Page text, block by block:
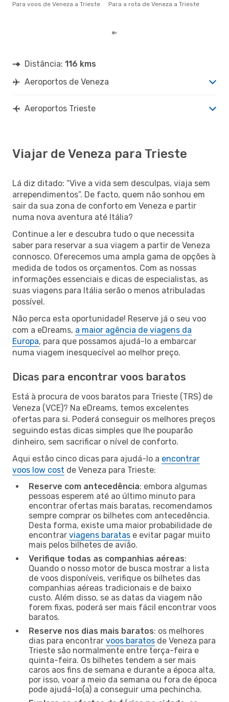
Para voos de Veneza a Trieste Para a rota de Veneza a Trieste
Distância: 116 kms
Aeroportos de Veneza
Aeroportos Trieste
Viajar de Veneza para Trieste
Lá diz ditado: “Vive a vida sem desculpas, viaja sem
arrependimentos”. De facto, quem não sonhou em
sair da sua zona de conforto em Veneza e partir
numa nova aventura até Itália?
Continue a ler e descubra tudo o que necessita
saber para reservar a sua viagem a partir de Veneza
connosco. Oferecemos uma ampla gama de opções à
medida de todos os orçamentos. Com as nossas
informações essenciais e dicas de especialistas, as
suas viagens para Itália serão o menos atribuladas
possível.
Não perca esta oportunidade! Reserve já o seu voo
com a eDreams, a maior agência de viagens da
Europa, para que possamos ajudá-lo a embarcar
numa viagem inesquecível ao melhor preço.
Dicas para encontrar voos baratos
Está à procura de voos baratos para Trieste (TRS) de
Veneza (VCE)? Na eDreams, temos excelentes
ofertas para si. Poderá conseguir os melhores preços
seguindo estas dicas simples que lhe pouparão
dinheiro, sem sacrificar o nível de conforto.
Aqui estão cinco dicas para ajudá-lo a encontrar
voos low cost de Veneza para Trieste:
Reserve com antecedência: embora algumas
pessoas esperem até ao último minuto para
encontrar ofertas mais baratas, recomendamos
sempre comprar os bilhetes com antecedência.
Desta forma, existe uma maior probabilidade de
encontrar viagens baratas e evitar pagar muito
mais pelos bilhetes de avião.
Verifique todas as companhias aéreas:
Quando o nosso motor de busca mostrar a lista
de voos disponíveis, verifique os bilhetes das
companhias aéreas tradicionais e de baixo
custo. Além disso, se as datas da viagem não
forem fixas, poderá ser mais fácil encontrar voos
baratos.
Reserve nos dias mais baratos: os melhores
dias para encontrar voos baratos de Veneza para
Trieste são normalmente entre terça-feira e
quinta-feira. Os bilhetes tendem a ser mais
caros aos fins de semana e durante a época alta,
por isso, voar a meio da semana ou fora de época
pode ajudá-lo(a) a conseguir uma pechincha.